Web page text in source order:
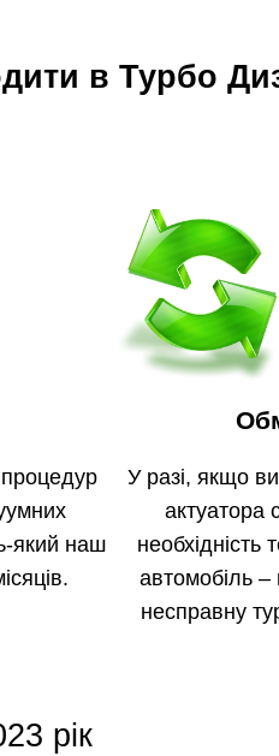
в Турбо
який наш
У разі, якщо
актуатора
необхідність
автомобіль
несправну
рік